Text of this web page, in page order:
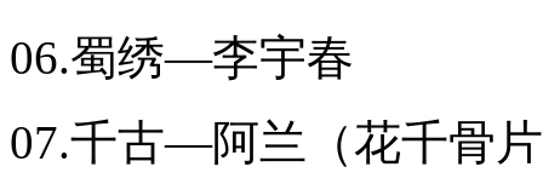
06.蜀绣—李宇春
07.千古—阿兰（花千骨